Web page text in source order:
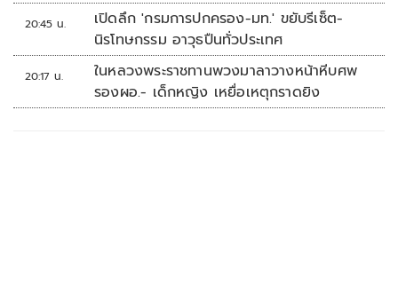
20:45 น.
เปิดลึก 'กรมการปกครอง-มท.' ขยับรีเซ็ต-
นิรโทษกรรม อาวุธปืนทั่วประเทศ
20:17 น.
ในหลวงพระราชทานพวงมาลาวางหน้าหีบศพ
รองผอ.- เด็กหญิง เหยื่อเหตุกราดยิง